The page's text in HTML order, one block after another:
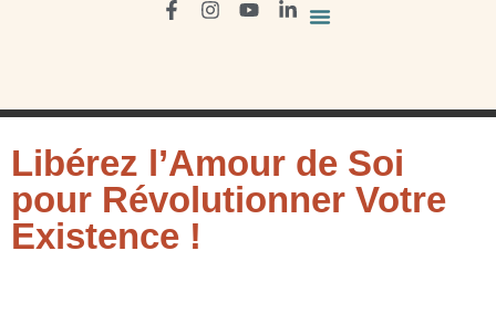
Libérez l’Amour de Soi
pour Révolutionner Votre
Existence !